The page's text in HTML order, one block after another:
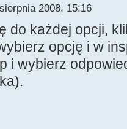
2008, 15:16
do każdej opcji,
opcję i w
i wybierz